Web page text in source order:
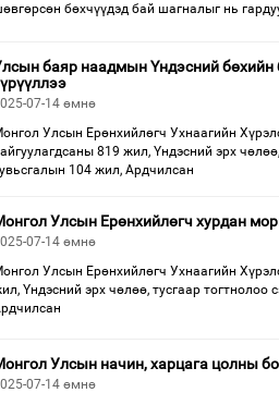
бөхчүүдэд бай шагналыг нь
баяр наадмын Үндэсний
07-14 өмнө
Улсын Ерөнхийлөгч Ухнаагийн
819 жил, Үндэсний эрх
104 жил, Ардчилсан
Улсын Ерөнхийлөгч хурдан
07-14 өмнө
Улсын Ерөнхийлөгч Ухнаагийн
Үндэсний эрх чөлөө, тусгаар
Улсын начин, харцага цолны
07-14 өмнө